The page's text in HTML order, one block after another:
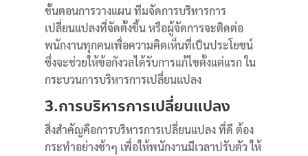
ขั้นตอนการวางแผน ทีมจัดการบริหารการ
เปลี่ยนแปลงที่จัดตั้งขึ้น หรือผู้จัดการจะติดต่อ
พนักงานทุกคนเพื่อความคิดเห็นที่เป็นประโยชน์
ซึ่งจะช่วยให้ข้อกังวลได้รับการแก้ไขตั้งแต่แรก ใน
กระบวนการบริหารการเปลี่ยนแปลง
3.การบริหารการเปลี่ยนแปลง
สิ่งสำคัญคือการบริหารการเปลี่ยนแปลง ที่ดี ต้อง
กระทำอย่างช้าๆ เพื่อให้พนักงานมีเวลาปรับตัว ให้